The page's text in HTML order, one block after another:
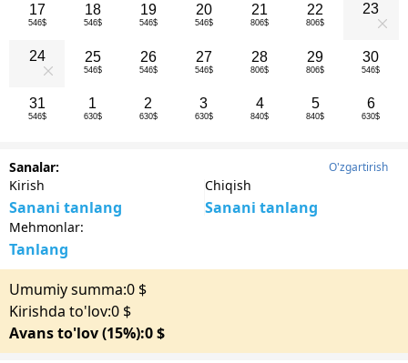
17
546$
18
546$
19
546$
20
546$
21
806$
22
806$
23
24 25
546$
26
546$
27
546$
28
806$
29
806$
30
546$
31
546$
1
630$
2
630$
3
630$
4
840$
5
840$
6
630$
Sanalar: O'zgartirish
Kirish
Sanani tanlang
Chiqish
Sanani tanlang
Mehmonlar:
Tanlang
Umumiy summa:0 $
Kirishda to'lov:0 $
Avans to'lov (15%):0$